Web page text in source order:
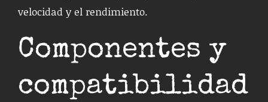
velocidad y el rendimiento.
Componentes y
compatibilidad